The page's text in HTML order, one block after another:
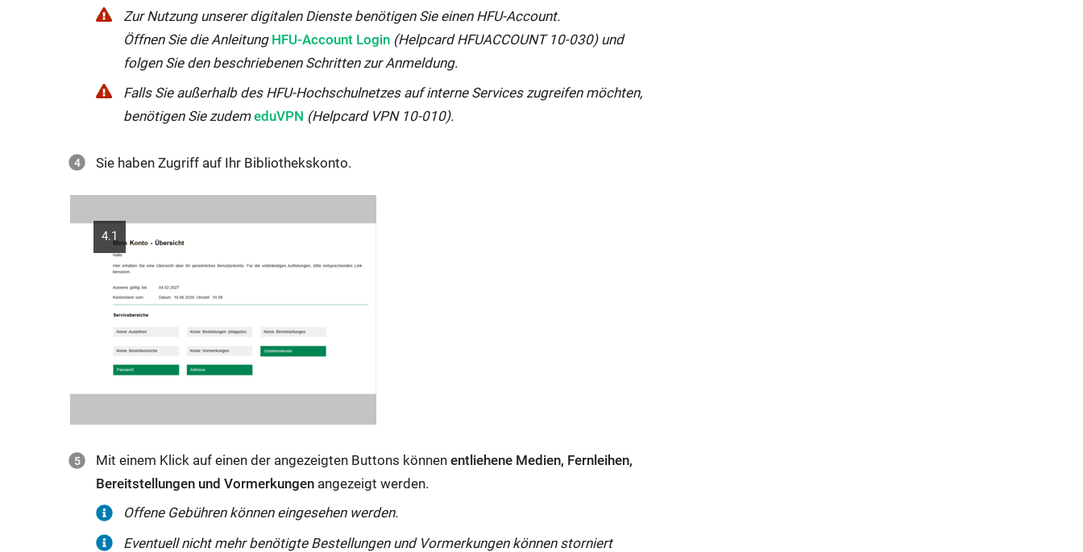
Zur Nutzung unserer digitalen Dienste benötigen Sie einen HFU-Account.
Öffnen Sie die Anleitung Externer
Link
wird
in
Fenster
HFU-Account Login (Helpcard HFUACCOUNT 10-030) und
folgen Sie den beschriebenen Schritten zur Anmeldung.
Falls Sie außerhalb des HFU-Hochschulnetzes auf interne Services zugreifen möchten,
benötigen Sie zudemExterner
wird
eduVPN (Helpcard VPN 10-010).
Sie haben Zugriff auf Ihr Bibliothekskonto.
4.1
Mit einem Klick auf einen der angezeigten Buttons könnenentliehene Medien, Fernleihen,
Bereitstellungen und Vormerkungen angezeigt werden.
Offene Gebühren können eingesehen werden.
Eventuell nicht mehr benötigte Bestellungen und Vormerkungen können storniert